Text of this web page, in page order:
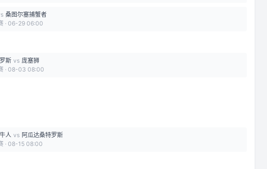
桑图尔塞捕蟹者
· 06-29 06:00
斯 vs 庞塞狮
· 08-03 08:00
人 vs 阿瓜达桑特罗斯
· 08-15 08:00